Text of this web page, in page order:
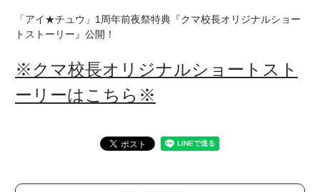
アプリゲーム
ミュージック
グッズ・本
ユニット&キャラクター
イベント・キャンペーン
ミュージック
「アイ★チュウ」1周年前夜祭特典『クマ校長オリジナルショー
トストーリー』公開！
※クマ校長オリジナルショートスト
ーリーはこちら※